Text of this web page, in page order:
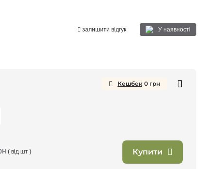
залишити відгук У наявності
Кешбек 0 грн
( від шт ) Купити